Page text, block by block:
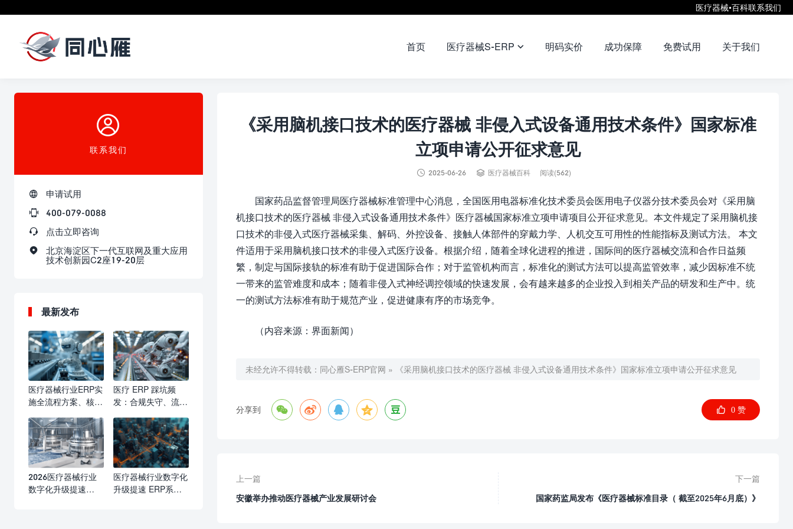
医疗器械•百科联系我们
首页 医疗器械S-ERP  明码实价 成功保障 免费试用 关于我们
《采用脑机接口技术的医疗器械 非侵入式设备通用技术条件》国家标准
立项申请公开征求意见
 2025-06-26  医疗器械百科 阅读(562)
国家药品监督管理局医疗器械标准管理中心消息，全国医用电器标准化技术委员会医用电子仪器分技术委员会对《采用脑
机接口技术的医疗器械 非侵入式设备通用技术条件》医疗器械国家标准立项申请项目公开征求意见。本文件规定了采用脑机接
口技术的非侵入式医疗器械采集、解码、外控设备、接触人体部件的穿戴力学、人机交互可用性的性能指标及测试方法。 本文
件适用于采用脑机接口技术的非侵入式医疗设备。根据介绍，随着全球化进程的推进，国际间的医疗器械交流和合作日益频
繁，制定与国际接轨的标准有助于促进国际合作；对于监管机构而言，标准化的测试方法可以提高监管效率，减少因标准不统
一带来的监管难度和成本；随着非侵入式神经调控领域的快速发展，会有越来越多的企业投入到相关产品的研发和生产中。统
一的测试方法标准有助于规范产业，促进健康有序的市场竞争。
（内容来源：界面新闻）
未经允许不得转载： 同心雁S-ERP官网 » 《采用脑机接口技术的医疗器械 非侵入式设备通用技术条件》国家标准立项申请公开征求意见
分享到       0 赞
上一篇
安徽举办推动医疗器械产业发展研讨会
下一篇
国家药监局发布《医疗器械标准目录（ 截至2025年6月底）》

联系我们

申请试用

400-079-0088

点击立即咨询

北京海淀区下一代互联网及重大应用
技术创新园C2座19-20层
最新发布
医疗器械行业ERP实
施全流程方案、核心
医疗 ERP 踩坑频
发：合规失守、流程
业亟需标准化选型与
实施防线
2026医疗器械行业
数字化升级提速
医疗器械行业数字化
升级提速 ERP系统